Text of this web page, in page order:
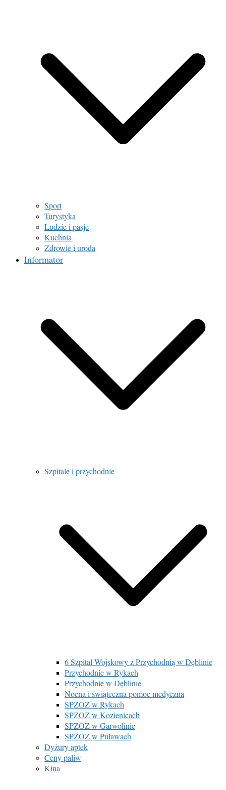
Sport
Turystyka
Ludzie i pasje
Kuchnia
Zdrowie i uroda
Informator
Szpitale i przychodnie
6 Szpital Wojskowy z Przychodnią w Dęblinie
Przychodnie w Rykach
Przychodnie w Dęblinie
Nocna i świąteczna pomoc medyczna
SPZOZ w Rykach
SPZOZ w Kozienicach
SPZOZ w Garwolinie
SPZOZ w Puławach
Dyżury aptek
Ceny paliw
Kina